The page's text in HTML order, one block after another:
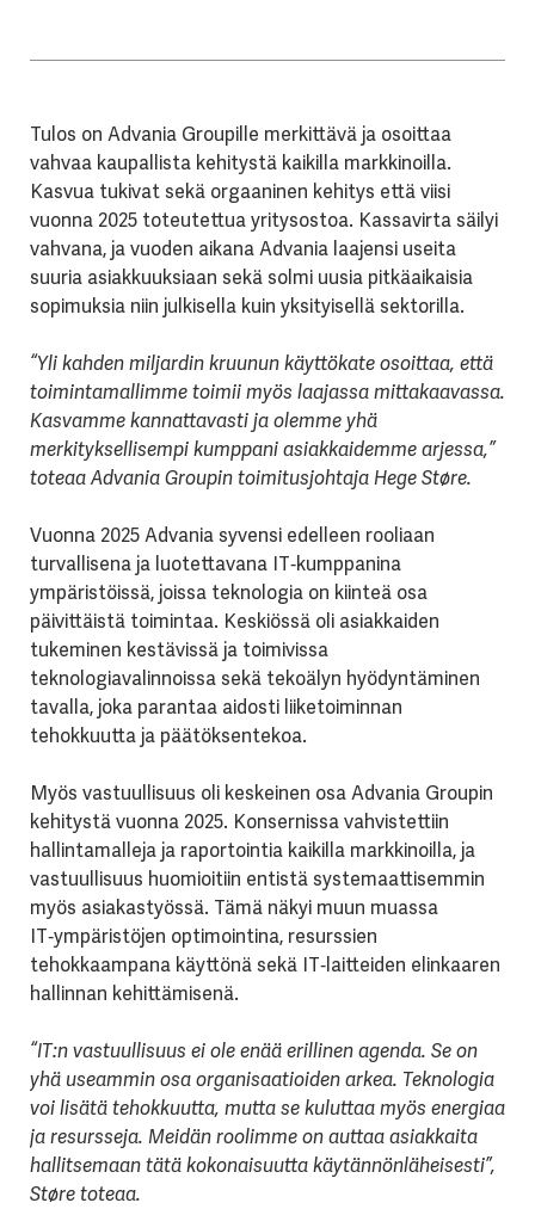
Tulos on Advania Groupille merkittävä ja osoittaa
vahvaa kaupallista kehitystä kaikilla markkinoilla.
Kasvua tukivat sekä orgaaninen kehitys että viisi
vuonna 2025 toteutettua yritysostoa. Kassavirta säilyi
vahvana, ja vuoden aikana Advania laajensi useita
suuria asiakkuuksiaan sekä solmi uusia pitkäaikaisia
sopimuksia niin julkisella kuin yksityisellä sektorilla.
“Yli kahden miljardin kruunun käyttökate osoittaa, että
toimintamallimme toimii myös laajassa mittakaavassa.
Kasvamme kannattavasti ja olemme yhä
merkityksellisempi kumppani asiakkaidemme arjessa,”
toteaa Advania Groupin toimitusjohtaja Hege Støre.
Vuonna 2025 Advania syvensi edelleen rooliaan
turvallisena ja luotettavana IT‑kumppanina
ympäristöissä, joissa teknologia on kiinteä osa
päivittäistä toimintaa. Keskiössä oli asiakkaiden
tukeminen kestävissä ja toimivissa
teknologiavalinnoissa sekä tekoälyn hyödyntäminen
tavalla, joka parantaa aidosti liiketoiminnan
tehokkuutta ja päätöksentekoa.
Myös vastuullisuus oli keskeinen osa Advania Groupin
kehitystä vuonna 2025. Konsernissa vahvistettiin
hallintamalleja ja raportointia kaikilla markkinoilla, ja
vastuullisuus huomioitiin entistä systemaattisemmin
myös asiakastyössä. Tämä näkyi muun muassa
IT‑ympäristöjen optimointina, resurssien
tehokkaampana käyttönä sekä IT‑laitteiden elinkaaren
hallinnan kehittämisenä.
“IT:n vastuullisuus ei ole enää erillinen agenda. Se on
yhä useammin osa organisaatioiden arkea. Teknologia
voi lisätä tehokkuutta, mutta se kuluttaa myös energiaa
ja resursseja. Meidän roolimme on auttaa asiakkaita
hallitsemaan tätä kokonaisuutta käytännönläheisesti”,
Støre toteaa.